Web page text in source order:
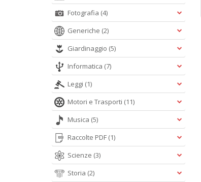
Fotografia (4)
Generiche (2)
Giardinaggio (5)
Informatica (7)
Leggi (1)
Motori e Trasporti (11)
Musica (5)
Raccolte PDF (1)
Scienze (3)
Storia (2)